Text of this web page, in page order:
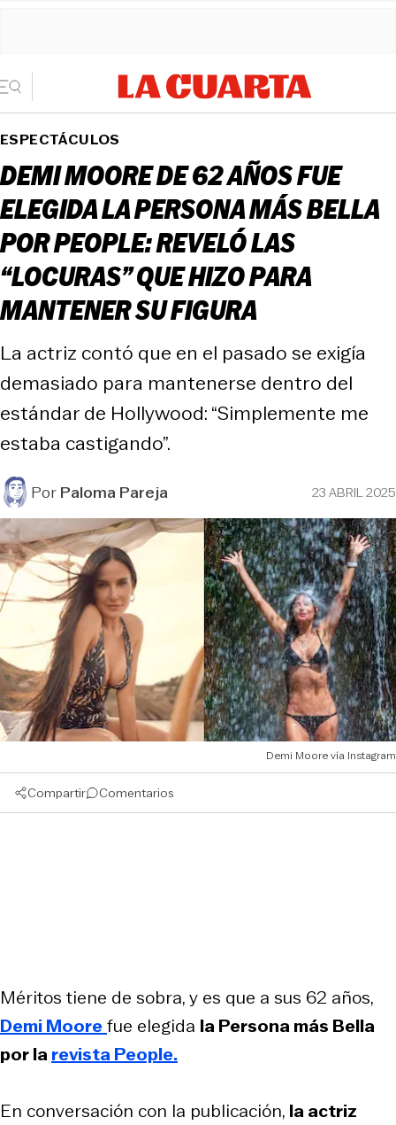
ESPECTÁCULOS
DEMI MOORE DE 62 AÑOS FUE
ELEGIDA LA PERSONA MÁS BELLA
POR PEOPLE: REVELÓ LAS
“LOCURAS” QUE HIZO PARA
MANTENER SU FIGURA
La actriz contó que en el pasado se exigía
demasiado para mantenerse dentro del
estándar de Hollywood: “Simplemente me
estaba castigando”.
PorPaloma Pareja 23 ABRIL 2025
Demi Moore vía Instagram
Compartir Comentarios
Méritos tiene de sobra, y es que a sus 62 años,
Demi Moorefue elegida la Persona más Bella
por larevista People.
En conversación con la publicación, la actriz